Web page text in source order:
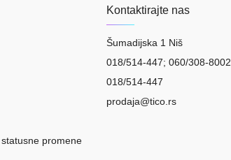
promene
Kontaktirajte nas
Šumadijska 1 Niš
018/514-447; 060/308-8002
018/514-447
prodaja@tico.rs